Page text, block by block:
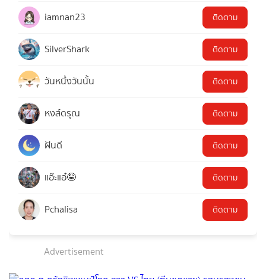
iamnan23 ติดตาม
SilverShark ติดตาม
วันหนึ่งวันนั้น ติดตาม
หงส์ดรุณ ติดตาม
ฝันดี ติดตาม
แอ๊ะแอ๋🤪 ติดตาม
Pchalisa ติดตาม
Advertisement